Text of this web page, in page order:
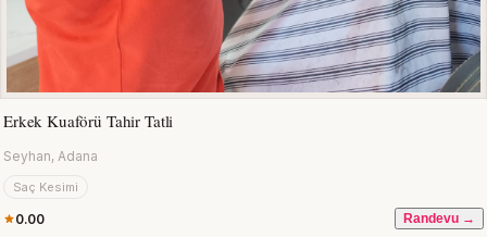
Erkek Kuaförü Tahir Tatli
Seyhan, Adana
Saç Kesimi
0.00 Randevu →